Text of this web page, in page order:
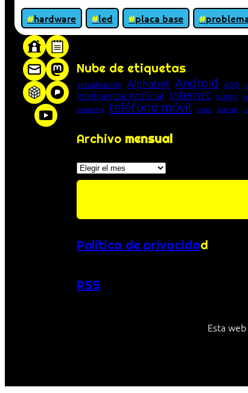
hardware led placa base
Nube de etiquetas
actualización Alphabet Android app
Inteligencia Artificial Internet juego
streaming teléfono móvil truco tutorial
Archivo mensual
Archivos
Política de privacidad
RSS
Esta